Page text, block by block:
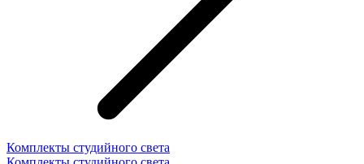
Комплекты студийного света